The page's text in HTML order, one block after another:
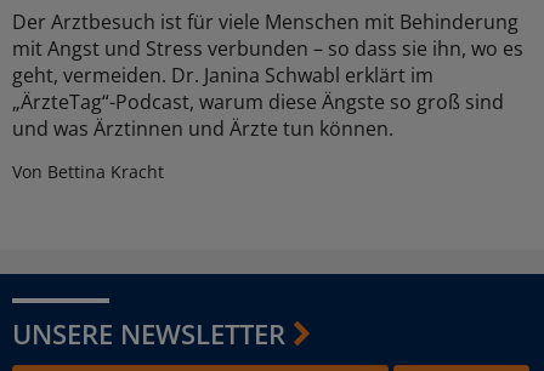
Der Arztbesuch ist für viele Menschen mit Behinderung
mit Angst und Stress verbunden – so dass sie ihn, wo es
geht, vermeiden. Dr. Janina Schwabl erklärt im
„ÄrzteTag“-Podcast, warum diese Ängste so groß sind
und was Ärztinnen und Ärzte tun können.
Von Bettina Kracht
UNSERE NEWSLETTER